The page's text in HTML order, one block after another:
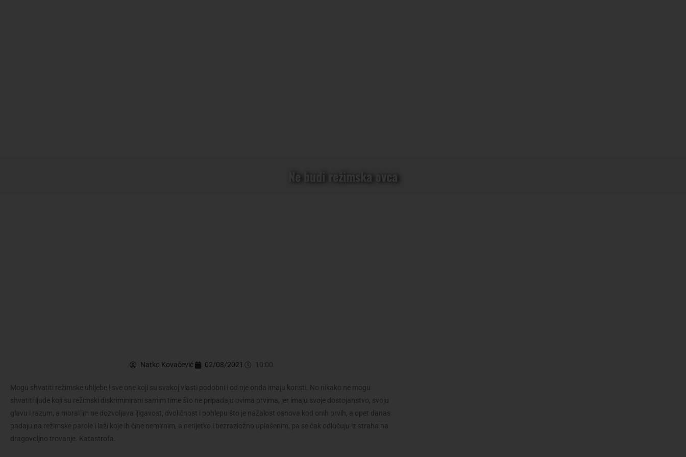
Ne budi režimska ovca
Natko Kovačević 02/08/2021 10:00
Mogu shvatiti režimske uhljebe i sve one koji su svakoj vlasti podobni i od nje onda imaju koristi. No nikako ne mogu
shvatiti ljude koji su režimski diskriminirani samim time što ne pripadaju ovima prvima, jer imaju svoje dostojanstvo, svoju
glavu i razum, a moral im ne dozvoljava ljigavost, dvoličnost i pohlepu što je nažalost osnova kod onih prvih, a opet danas
padaju na režimske parole i laži koje ih čine nemirnim, a nerijetko i bezrazložno uplašenim, pa se čak odlučuju iz straha na
dragovoljno trovanje. Katastrofa.